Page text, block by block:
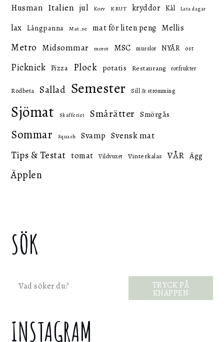
Husman Italien jul Korv KRUT kryddor Kål Lata dagar
lax Långpanna Mat.se mat för liten peng Mellis
Metro Midsommar morot MSC musslor NYÅR ost
Picknick Pizza Plock potatis Restaurang rotfrukter
Rödbeta Sallad Semester Sill & strömming
Sjömat Skafferiet Smårätter Smörgås
Sommar Squash Svamp Svensk mat
Tips & Testat tomat Vildvuxet Vinterkalas VÅR Ägg
Äpplen
SÖK
Sök TRYCK PÅ
KNAPPEN
INSTAGRAM